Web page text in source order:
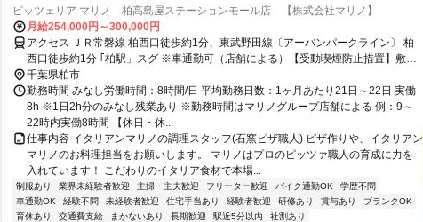
ピッツェリア マリノ 柏高島屋ステーションモール店 【株式会社マリノ】
月給254,000円～300,000円
アクセス ＪＲ常磐線 柏西口徒歩約1分、東武野田線〔アーバンパークライン〕 柏
西口徒歩約1分 ｢柏駅」スグ ※車通勤可（店舗による）【受動喫煙防止措置】敷地
内禁煙 （喫煙所/勤務地により異なる）
千葉県柏市
勤務時間 みなし労働時間：8時間/日 平均勤務日数：1ヶ月あたり21日～22日 実働
8h ※1日2h分のみなし残業あり ※勤務時間はマリノグループ店舗による 例：9～
22時内実働8時間 【休日・休...
仕事内容 イタリアンマリノの調理スタッフ(石窯ピザ職人) ピザ作りや、イタリアン
マリノのお料理担当をお願いします。 マリノはプロのピッツァ職人の育成に力を
入れています！ こだわりのイタリア食材で本場...
制服あり 業界未経験者歓迎 主婦・主夫歓迎 フリーター歓迎 バイク通勤OK
学歴不問
車通勤OK
経験不問 未経験者歓迎 住宅手当あり 経験者歓迎 研修あり 賞与あり
ブランクOK
育休あり
交通費支給 まかないあり 長期歓迎 駅近5分以内 社割あり